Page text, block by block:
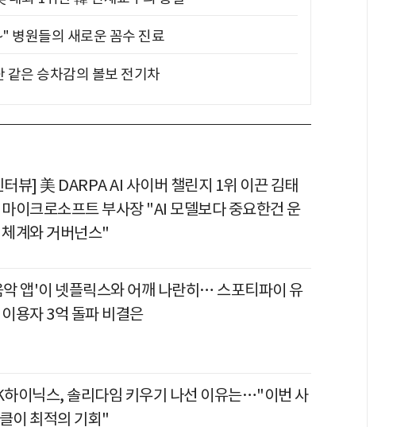
병원들의 새로운 꼼수 진료
은 승차감의 볼보 전기차
터뷰] 美 DARPA AI 사이버 챌린지 1위 이끈 김태
이크로소프트 부사장 "AI 모델보다 중요한건 운
계와 거버넌스"
앱'이 넷플릭스와 어깨 나란히… 스포티파이 유
용자 3억 돌파 비결은
하이닉스, 솔리다임 키우기 나선 이유는…"이번 사
이 최적의 기회"